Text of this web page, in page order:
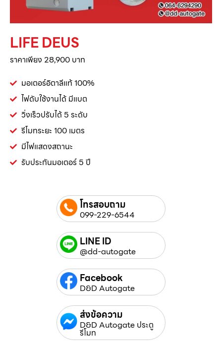
LIFE DEUS
ราคาเพียง 28,900 บาท
มอเตอร์อิตาลีแท้ 100%
ไฟดับใช้งานได้ มีแบต
วิ่งเร็วปรับได้ 5 ระดับ
รีโมทระยะ 100 เมตร
มีไฟแสดงสถานะ
รับประกันมอเตอร์ 5 ปี
โทรสอบถาม
099-229-6544
LINE ID
@dd-autogate
Facebook
D&D Autogate
ส่งข้อความ
D&D Autogate ประตู
รีโมท